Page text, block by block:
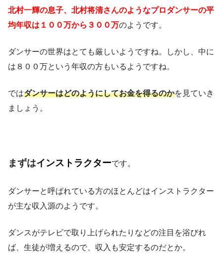
北村一輝の息子、北村将清さんのようなプロダンサーの平
均年収は１００万から３００万のようです。
ダンサーの世界はとても厳しいようですね。しかし、中に
は８００万という年収の方もいるようですね。
ではダンサーはどのようにしてお金を得るのかを見ていき
ましょう。
まずはインストラクターです。
ダンサーと呼ばれている方のほとんどはインストラクター
が主な収入源のようです。
ダンスがテレビで取り上げられたりなどの注目を浴びれ
ば、生徒が増えるので、収入も安定するのだとか。